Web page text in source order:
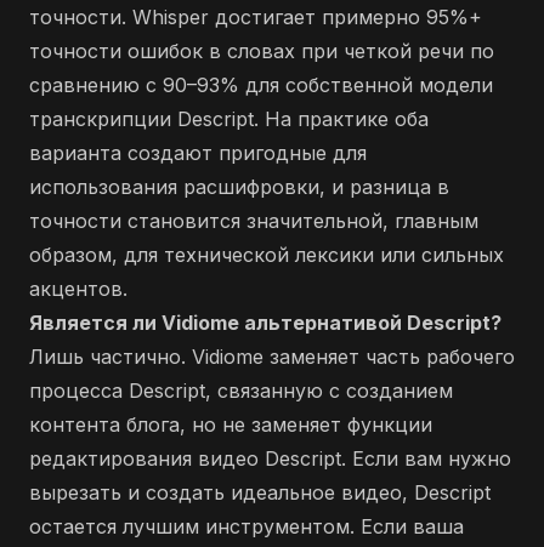
точности. Whisper достигает примерно 95%+
точности ошибок в словах при четкой речи по
сравнению с 90–93% для собственной модели
транскрипции Descript. На практике оба
варианта создают пригодные для
использования расшифровки, и разница в
точности становится значительной, главным
образом, для технической лексики или сильных
акцентов.
Является ли Vidiome альтернативой Descript?
Лишь частично. Vidiome заменяет часть рабочего
процесса Descript, связанную с созданием
контента блога, но не заменяет функции
редактирования видео Descript. Если вам нужно
вырезать и создать идеальное видео, Descript
остается лучшим инструментом. Если ваша